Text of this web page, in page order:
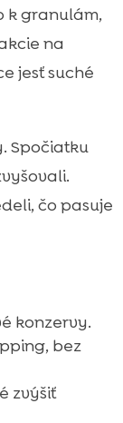
k granulám,
na
jesť suché
Spočiatku
čo pasuje
konzervy.
bez
zvýšiť